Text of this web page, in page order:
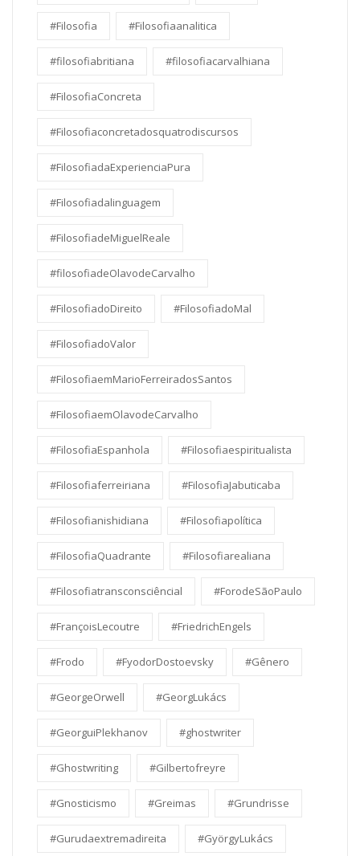
#Filosofia #Filosofiaanalitica
#filosofiabritiana #filosofiacarvalhiana
#FilosofiaConcreta
#Filosofiaconcretadosquatrodiscursos
#FilosofiadaExperienciaPura
#Filosofiadalinguagem
#FilosofiadeMiguelReale
#filosofiadeOlavodeCarvalho
#FilosofiadoDireito #FilosofiadoMal
#FilosofiadoValor
#FilosofiaemMarioFerreiradosSantos
#FilosofiaemOlavodeCarvalho
#FilosofiaEspanhola #Filosofiaespiritualista
#Filosofiaferreiriana #FilosofiaJabuticaba
#Filosofianishidiana #Filosofiapolítica
#FilosofiaQuadrante #Filosofiarealiana
#Filosofiatransconsciêncial #ForodeSãoPaulo
#FrançoisLecoutre #FriedrichEngels
#Frodo #FyodorDostoevsky #Gênero
#GeorgeOrwell #GeorgLukács
#GeorguiPlekhanov #ghostwriter
#Ghostwriting #Gilbertofreyre
#Gnosticismo #Greimas #Grundrisse
#Gurudaextremadireita #GyörgyLukács